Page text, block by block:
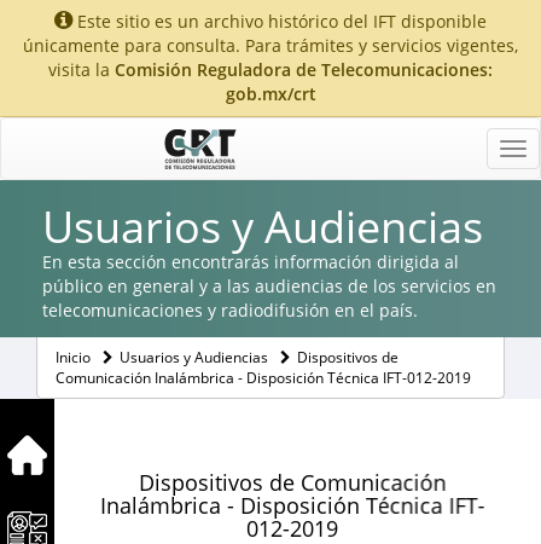
Este sitio es un archivo histórico del IFT disponible
únicamente para consulta. Para trámites y servicios vigentes,
visita la Comisión Reguladora de Telecomunicaciones:
gob.mx/crt
Usuarios y Audiencias
En esta sección encontrarás información dirigida al
público en general y a las audiencias de los servicios en
telecomunicaciones y radiodifusión en el país.
Inicio Usuarios y Audiencias
Dispositivos de
Comunicación Inalámbrica - Disposición Técnica IFT-012-2019
Dispositivos de Comunicación
Inalámbrica - Disposición Técnica IFT-
012-2019